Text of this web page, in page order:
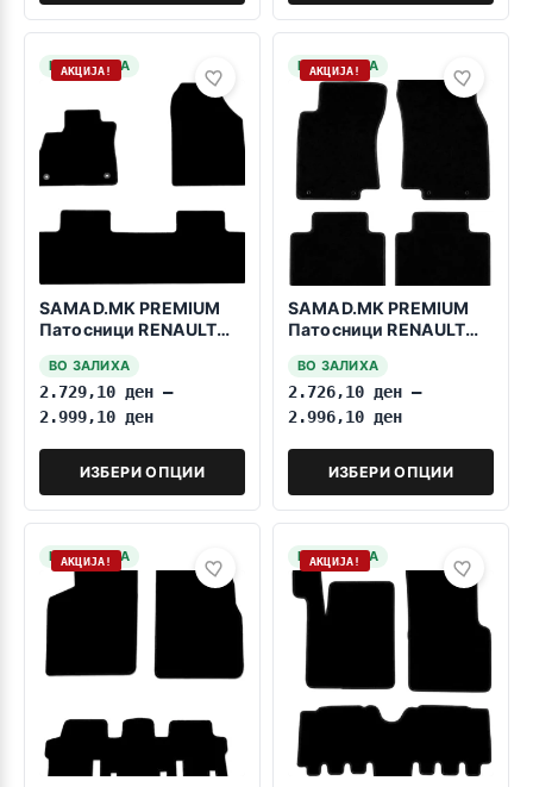
НА ЗАЛИХА
АКЦИЈА!
SAMAD.MK PREMIUM
Патосници RENAULT
ВО ЗАЛИХА
2.729,10 ден –
2.999,10 ден
ИЗБЕРИ ОПЦИИ
НА ЗАЛИХА
АКЦИЈА!
SAMAD.MK PREMIUM
Патосници RENAULT
ВО ЗАЛИХА
2.726,10 ден –
2.996,10 ден
ИЗБЕРИ ОПЦИИ
НА ЗАЛИХА
АКЦИЈА! НА ЗАЛИХА
АКЦИЈА!